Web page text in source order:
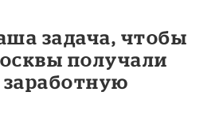
задача, чтобы
получали